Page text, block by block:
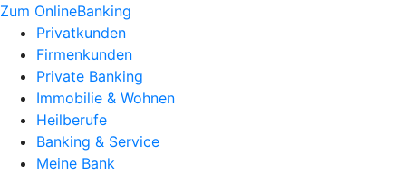
Zum OnlineBanking
Privatkunden
Firmenkunden
Private Banking
Immobilie & Wohnen
Heilberufe
Banking & Service
Meine Bank